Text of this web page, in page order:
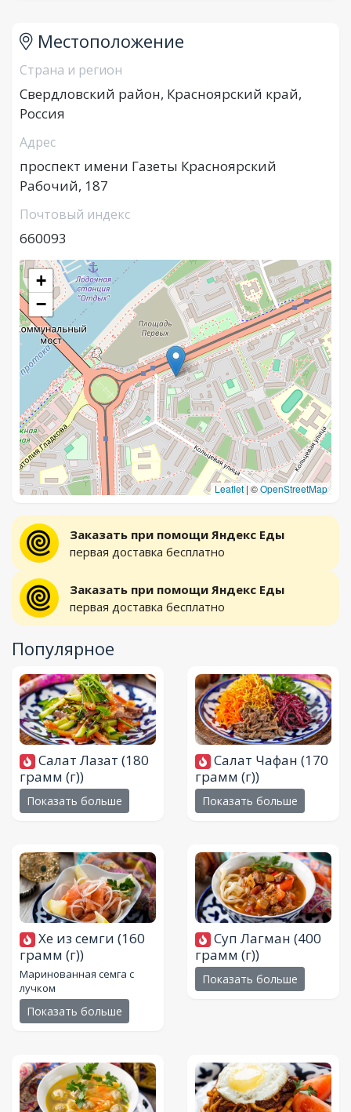
Местоположение
Страна и регион
Свердловский район, Красноярский край,
Россия
Адрес
проспект имени Газеты Красноярский
Рабочий, 187
Почтовый индекс
660093
+
−
Leaflet | ©OpenStreetMap
Заказать при помощи Яндекс Еды
первая доставка бесплатно
Заказать при помощи Яндекс Еды
первая доставка бесплатно
Популярное
Салат Лазат(180
грамм (г))
Показать больше
Салат Чафан(170
грамм (г))
Показать больше
Хе из семги(160
грамм (г))
Маринованная семга с
лучком
Показать больше
Суп Лагман(400
грамм (г))
Показать больше